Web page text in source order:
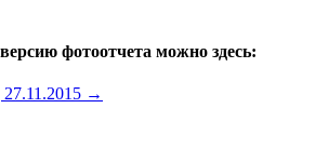
фотоотчета можно здесь:
27.11.2015 →